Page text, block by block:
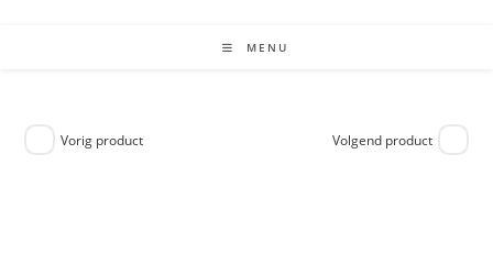
MENU
Vorig product Volgend product